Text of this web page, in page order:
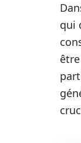
qui